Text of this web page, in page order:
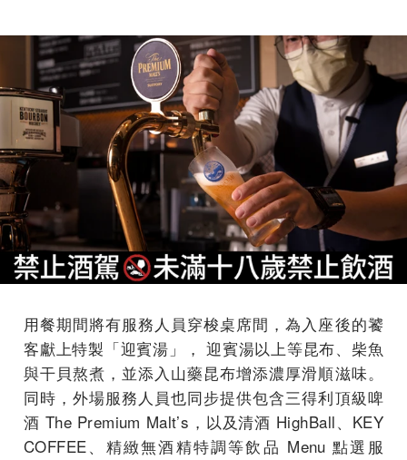
用餐期間將有服務⼈員穿梭桌席間，為⼊座後的饕
客獻上特製「迎賓湯」， 迎賓湯以上等昆布、柴⿂
與干⾙熬煮，並添⼊⼭藥昆布增添濃厚滑順滋味。
同時，外場服務⼈員也同步提供包含三得利頂級啤
酒 The Premium Malt’s，以及清酒 HighBall、KEY
COFFEE、精緻無酒精特調等飲品 Menu 點選服